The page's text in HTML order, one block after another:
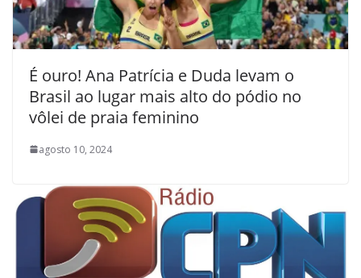
É ouro! Ana Patrícia e Duda levam o
Brasil ao lugar mais alto do pódio no
vôlei de praia feminino
agosto 10, 2024